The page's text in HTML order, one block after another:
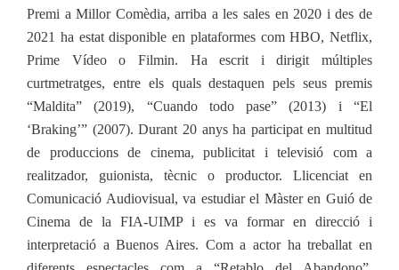
Premi a Millor Comèdia, arriba a les sales en 2020 i des de
2021 ha estat disponible en plataformes com HBO, Netflix,
Prime Vídeo o Filmin. Ha escrit i dirigit múltiples
curtmetratges, entre els quals destaquen pels seus premis
“Maldita” (2019), “Cuando todo pase” (2013) i “El
‘Braking’” (2007). Durant 20 anys ha participat en multitud
de produccions de cinema, publicitat i televisió com a
realitzador, guionista, tècnic o productor. Llicenciat en
Comunicació Audiovisual, va estudiar el Màster en Guió de
Cinema de la FIA-UIMP i es va formar en direcció i
interpretació a Buenos Aires. Com a actor ha treballat en